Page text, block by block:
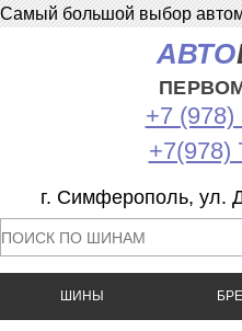
Самый большой выбор
АВТО
+7 (978)
+7(978)
г. Симферополь, ул.
ШИНЫ